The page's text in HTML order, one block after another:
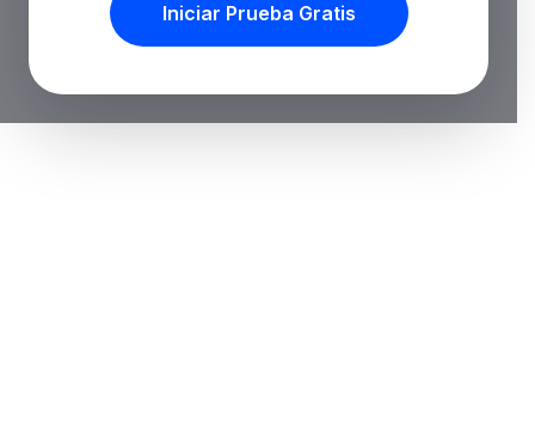
Iniciar Prueba Gratis